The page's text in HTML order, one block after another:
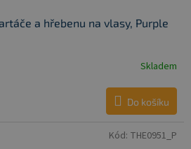
a hřebenu na vlasy, Purple
Skladem
Do košíku
Kód: THE0951_P